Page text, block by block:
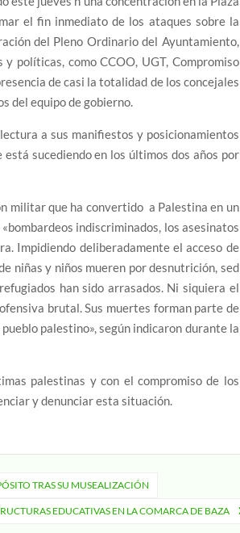
el fin inmediato de los ataques sobre la
del Pleno Ordinario del Ayuntamiento,
políticas, como CCOO, UGT, Compromiso
de casi la totalidad de los concejales
del equipo de gobierno.
a sus manifiestos y posicionamientos
sucediendo en los últimos dos años por
militar que ha convertido a Palestina en un
indiscriminados, los asesinatos
Impidiendo deliberadamente el acceso de
niñas y niños mueren por desnutrición, sed
han sido arrasados. Ni siquiera el
brutal. Sus muertes forman parte de
palestino», según indicaron durante la
palestinas y con el compromiso de los
y denunciar esta situación.
TRAS SU MUSEALIZACIÓN
EDUCATIVAS EN LA COMARCA DE BAZA